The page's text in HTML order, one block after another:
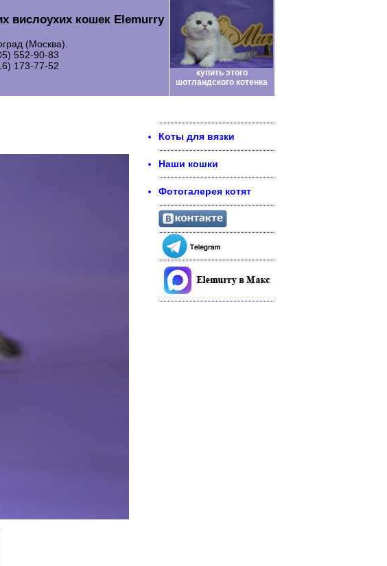
вислоухих кошек Elemurry
(Москва).
552-90-83
173-77-52
купить этого
шотландского котенка
Коты для вязки
Наши кошки
Фотогалерея котят